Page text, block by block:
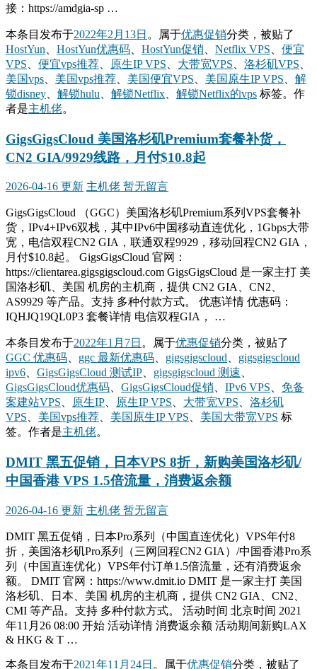
接：https://amdgia-sp …
本条目发布于2022年2月13日 。属于优惠促销分类，被贴了
HostYun
HostYun优惠码 HostYun促销 Netflix VPS
便宜
VPS
便宜vps推荐 原生IP VPS 大带宽VPS 洛杉矶VPS
美国vps
美国vps推荐 美国便宜VPS 美国原生IP VPS
解
锁disney
解锁hulu 解锁Netflix 解锁Netflix的vps 标签。 作
者是主机佬。
GigsGigsCloud 美国洛杉矶Premium套餐补货，
CN2 GIA/9929线路，月付$10.8起
2026-04-16 更新 主机佬 暂无留言
GigsGigsCloud （GGC）美国洛杉矶Premium系列VPS套餐补
货，IPv4+IPv6双栈，其中IPv6中国移动直连优化，1Gbps大带
宽，电信双程CN2 GIA，联通双程9929，移动回程CN2 GIA，
月付$10.8起。 GigsGigsCloud 官网：
https://clientarea.gigsgigscloud.com GigsGigsCloud 是一家主打 美
国洛杉矶、美国 机房的主机商，提供 CN2 GIA、CN2、
AS9929 等产品。支持 多种付款方式。 优惠详情 优惠码：
IQHJQ19QL0P3 套餐详情 电信双程GIA， …
本条目发布于2022年1月7日 。属于优惠促销分类，被贴了
GGC 优惠码、 ggc 最新优惠码、 gigsgigscloud、 gigsgigscloud
ipv6、 GigsGigsCloud 测试IP、 gigsgigscloud 测速、
GigsGigsCloud优惠码、 GigsGigsCloud促销、 IPv6 VPS、 免备
案建站VPS、 原生IP、 原生IP VPS、 大带宽VPS、 洛杉矶
VPS、 美国vps推荐、 美国原生IP VPS、 美国大带宽VPS 标
签。 作者是主机佬。
DMIT 黑五促销，日本VPS 8折，新购美国洛杉矶/
中国香港 VPS 1.5倍流量，消费返余额
2026-04-16 更新 主机佬 暂无留言
DMIT 黑五促销，日本Pro系列（中国直连优化）VPS年付8
折，美国洛杉矶Pro系列（三网回程CN2 GIA）/中国香港Pro系
列（中国直连优化）VPS年付订单1.5倍流量，还有消费返余
额。 DMIT 官网：https://www.dmit.io DMIT 是一家主打 美国
洛杉矶、日本、美国 机房的主机商，提供 CN2 GIA、CN2、
CMI 等产品。支持 多种付款方式。 活动时间 北京时间 2021
年11月26 08:00 开始 活动详情 消费返余额 活动期间新购LAX
& HKG & T …
本条目发布于2021年11月24日 。属于优惠促销分类，被贴了